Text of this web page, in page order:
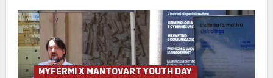
MYFERMI X MANTOVART YOUTH DAY